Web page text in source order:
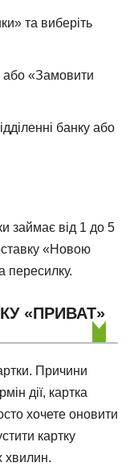
та виберіть
або «Замовити
банку або
займає від 1 до 5
«Новою
пересилку.
«ПРИВАТ»
Причини
дії, картка
хочете оновити
картку
хвилин.